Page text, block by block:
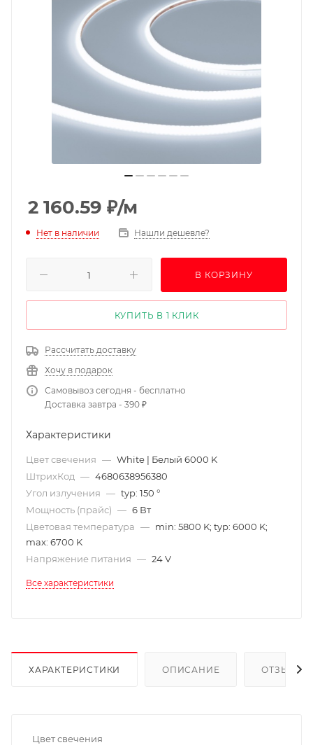
2 160.59 ₽/м
Нет в наличии Нашли дешевле?
В КОРЗИНУ
КУПИТЬ В 1 КЛИК
Рассчитать доставку
Хочу в подарок
Самовывоз сегодня - бесплатно
Доставка завтра - 390 ₽
Характеристики
Цвет свечения — White | Белый 6000 K
ШтрихКод — 4680638956380
Угол излучения — typ: 150 °
Мощность (прайс) — 6 Вт
Цветовая температура — min: 5800 K; typ: 6000 K;
max: 6700 K
Напряжение питания — 24 V
Все характеристики
ХАРАКТЕРИСТИКИ ОПИСАНИЕ ОТЗЫВЫ
Цвет свечения